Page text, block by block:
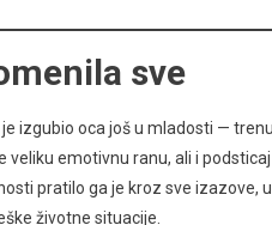
sve
izgubio oca još u mladosti —
emotivnu ranu, ali i
pratilo ga je kroz sve izazove,
životne situacije.